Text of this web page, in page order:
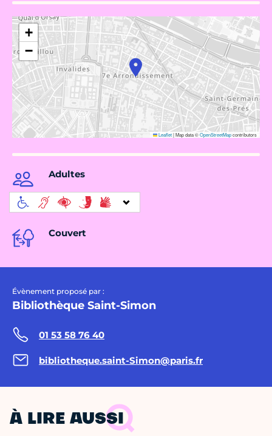
+
−
Leaflet|Map data ©OpenStreetMapcontributors
Adultes
Couvert
Évènement proposé par :
Bibliothèque Saint-Simon
01 53 58 76 40
bibliotheque.saint-Simon@paris.fr
À LIRE AUSSI